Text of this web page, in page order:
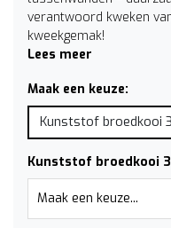
verantwoord kweken
kweekgemak!
Lees meer
Maak een keuze:
Kunststof broedkooi
Kunststof broedkooi